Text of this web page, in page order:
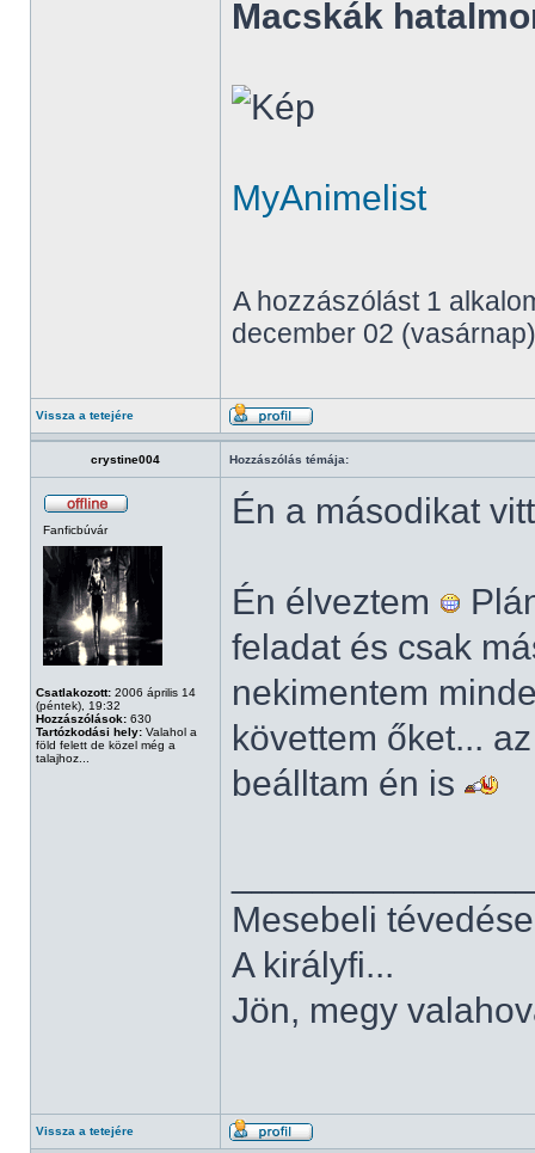
Macskák
MyAnimelist
A hozzászólást 1
december 02
Vissza a tetejére
crystine004 Hozzászólás témája:
Fanficbúvár
Csatlakozott: 2006 április 14
(péntek), 19:32
Hozzászólások: 630
Tartózkodási hely: Valahol a
föld felett de közel még a
talajhoz...
Én a másodikat
Én élveztem
feladat és csak
nekimentem
követtem őket...
beálltam én is
Mesebeli
A királyfi...
Jön, megy
Vissza a tetejére